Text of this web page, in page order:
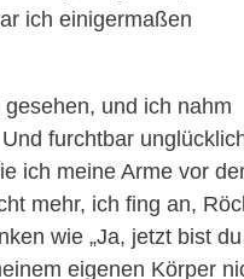
ich einigermaßen
und ich nahm
furchtbar
ich meine Arme vor
mehr, ich fing an,
wie „Ja, jetzt bist du
eigenen Körper